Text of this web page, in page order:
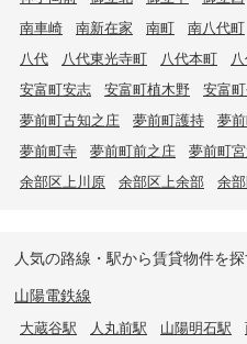
南車崎
南新在家 南町 南八代町
八代
八代東光寺町 八代本町
安富町安志
安富町植木野 安富
夢前町古知之庄
夢前町護持 夢
夢前町寺
夢前町前之庄 夢前町
余部区上川原
余部区上余部 余
人気の路線・駅から賃貸物件を
山陽電鉄線
大蔵谷駅 人丸前駅 山陽明石駅